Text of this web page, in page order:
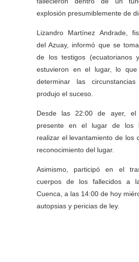
explosión presumiblemente de
Lizandro Martínez Andrade,
del Azuay, informó que se
de los testigos (ecuatorianos
estuvieron en el lugar, lo que
determinar las
produjo el suceso.
Desde las 22:00 de ayer, el
presente en el lugar de los
realizar el levantamiento de los
reconocimiento del lugar.
Asimismo, participó en el
cuerpos de los fallecidos a
Cuenca, a las 14:00 de hoy
autopsias y pericias de ley.